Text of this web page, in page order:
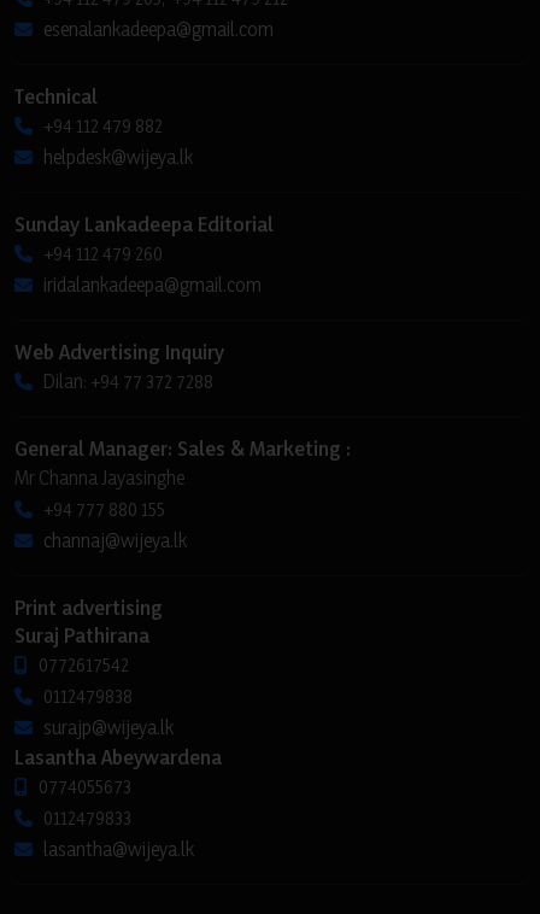
esenalankadeepa@gmail.com
Technical
+94 112 479 882
helpdesk@wijeya.lk
Sunday Lankadeepa Editorial
+94 112 479 260
iridalankadeepa@gmail.com
Web Advertising Inquiry
Dilan: +94 77 372 7288
General Manager: Sales & Marketing :
Mr Channa Jayasinghe
+94 777 880 155
channaj@wijeya.lk
Print advertising
Suraj Pathirana
0772617542
0112479838
surajp@wijeya.lk
Lasantha Abeywardena
0774055673
0112479833
lasantha@wijeya.lk